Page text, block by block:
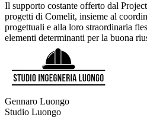
Il supporto costante offerto dal
progetti di Comelit, insieme al
progettuali e alla loro straordinaria
elementi determinanti per la buona
Gennaro Luongo
Studio Luongo